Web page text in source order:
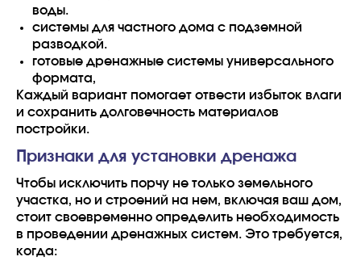
воды.
системы для частного дома с подземной
разводкой.
готовые дренажные системы универсального
формата,
Каждый вариант помогает отвести избыток влаги
и сохранить долговечность материалов
постройки.
Признаки для установки дренажа
Чтобы исключить порчу не только земельного
участка, но и строений на нем, включая ваш дом,
стоит своевременно определить необходимость
в проведении дренажных систем. Это требуется,
когда: